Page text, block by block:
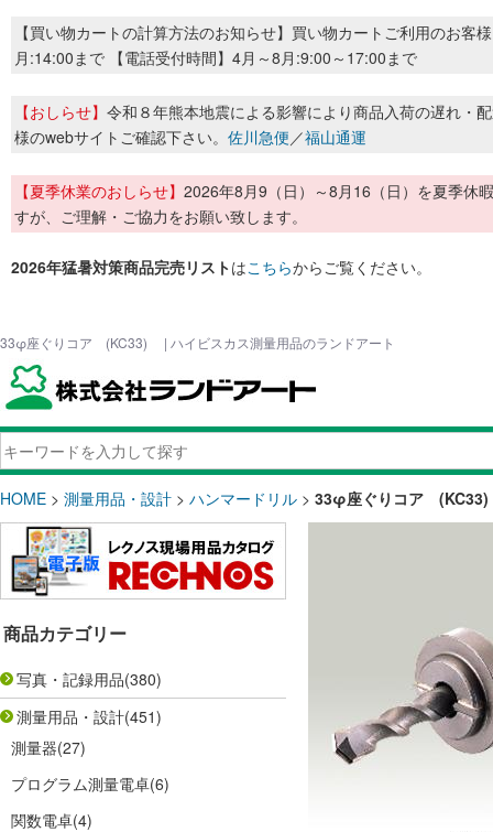
【買い物カートの計算方法のお知らせ】買い物カートご利用のお客
月:14:00まで 【電話受付時間】4月～8月:9:00～17:00まで
【おしらせ】 令和８年熊本地震による影響により商品入荷の遅れ・
様のwebサイトご確認下さい。 佐川急便／福山通運
【夏季休業のおしらせ】 2026年8月9（日）～8月16（日）を夏季休
すが、ご理解・ご協力をお願い致します。
2026年猛暑対策商品完売リストはこちらからご覧ください。
33φ座ぐりコア (KC33) | ハイビスカス測量用品のランドアート
HOME > 測量用品・設計 > ハンマードリル > 33φ座ぐりコア
商品カテゴリー
写真・記録用品(380)
測量用品・設計(451)
測量器(27)
プログラム測量電卓(6)
関数電卓(4)